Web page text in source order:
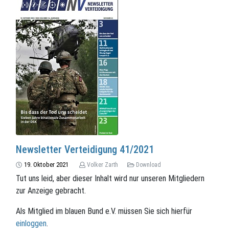
Newsletter Verteidigung 41/2021
19. Oktober 2021 Volker Zarth Download
Tut uns leid, aber dieser Inhalt wird nur unseren Mitgliedern
zur Anzeige gebracht.
Als Mitglied im blauen Bund e.V. müssen Sie sich hierfür
einloggen.